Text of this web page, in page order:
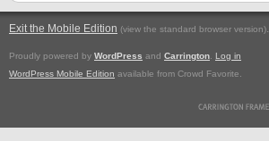
Exit the Mobile Edition (view the standard browser version).
Proudly powered by WordPress and Carrington
Log in
WordPress Mobile Edition available from Crowd Favorite.